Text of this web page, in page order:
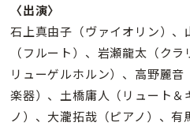
〈出演〉
石上真由子（ヴァイオリン）
（フルート）、岩瀬龍太（ク
リューゲルホルン）、高野麗
楽器）、土橋庸人（リュート
ノ）、大瀧拓哉（ピアノ）、有